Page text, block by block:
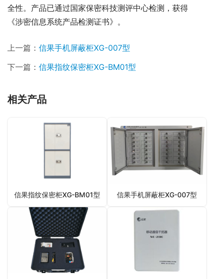
全性。产品已通过国家保密科技测评中心检测，获得
《涉密信息系统产品检测证书》。
上一篇： 信果手机屏蔽柜XG-007型
下一篇： 信果指纹保密柜XG-BM01型
相关产品
信果指纹保密柜XG-BM01型 信果手机屏蔽柜XG-007型